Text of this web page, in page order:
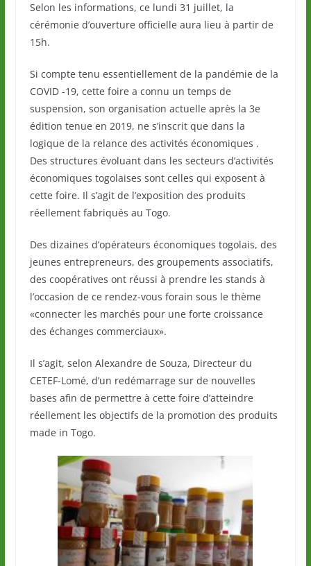
Selon les informations, ce lundi 31 juillet, la
cérémonie d’ouverture officielle aura lieu à partir de
15h.
Si compte tenu essentiellement de la pandémie de la
COVID -19, cette foire a connu un temps de
suspension, son organisation actuelle après la 3e
édition tenue en 2019, ne s’inscrit que dans la
logique de la relance des activités économiques .
Des structures évoluant dans les secteurs d’activités
économiques togolaises sont celles qui exposent à
cette foire. Il s’agit de l’exposition des produits
réellement fabriqués au Togo.
Des dizaines d’opérateurs économiques togolais, des
jeunes entrepreneurs, des groupements associatifs,
des coopératives ont réussi à prendre les stands à
l’occasion de ce rendez-vous forain sous le thème
«connecter les marchés pour une forte croissance
des échanges commerciaux».
Il s’agit, selon Alexandre de Souza, Directeur du
CETEF-Lomé, d’un redémarrage sur de nouvelles
bases afin de permettre à cette foire d’atteindre
réellement les objectifs de la promotion des produits
made in Togo.